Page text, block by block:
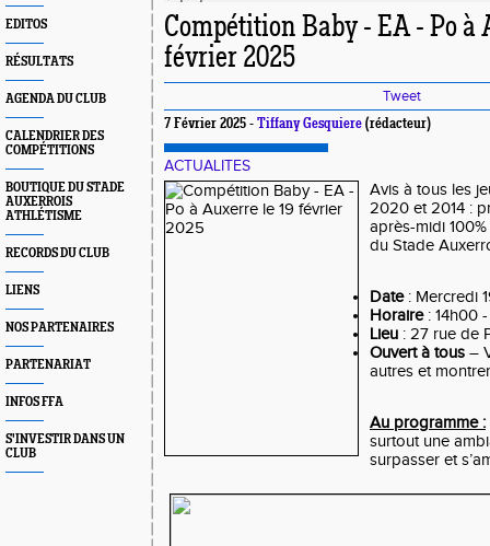
EDITOS
RÉSULTATS
AGENDA DU CLUB
CALENDRIER DES
COMPÉTITIONS
BOUTIQUE DU STADE
AUXERROIS
ATHLÉTISME
RECORDS DU CLUB
LIENS
NOS PARTENAIRES
PARTENARIAT
INFOS FFA
S'INVESTIR DANS UN
CLUB
Compétition Baby - EA - Po à
février 2025
Tweet
7 Février 2025 - Tiffany Gesquiere (rédacteur)
ACTUALITES
Avis à tous les
2020 et 2014 :
après-midi
du Stade
Date : Mercredi
Horaire : 14h00
Lieu : 27 rue de
Ouvert à tous –
autres et
Au programme :
surtout une
surpasser et